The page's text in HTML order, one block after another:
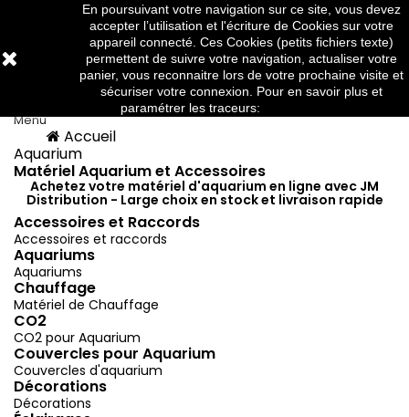
En poursuivant votre navigation sur ce site, vous devez
accepter l’utilisation et l'écriture de Cookies sur votre
appareil connecté. Ces Cookies (petits fichiers texte)
permettent de suivre votre navigation, actualiser votre
panier, vous reconnaitre lors de votre prochaine visite et
sécuriser votre connexion. Pour en savoir plus et
paramétrer les traceurs:
Téléphone:03 88 91 95 10
 
Menu
Accueil
Aquarium
Matériel Aquarium et Accessoires
Achetez votre matériel d'aquarium en ligne avec JM
Distribution - Large choix en stock et livraison rapide
Accessoires et Raccords
Accessoires et raccords
Aquariums
Aquariums
Chauffage
Matériel de Chauffage
CO2
CO2 pour Aquarium
Couvercles pour Aquarium
Couvercles d'aquarium
Décorations
Décorations